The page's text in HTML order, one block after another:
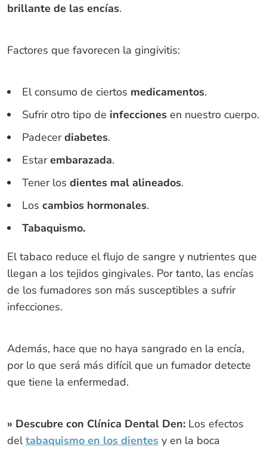
brillante de las encías.
Factores que favorecen la gingivitis:
El consumo de ciertos medicamentos.
Sufrir otro tipo de infecciones en nuestro cuerpo.
Padecerdiabetes.
Estarembarazada.
Tener los dientes mal alineados.
Los cambios hormonales.
Tabaquismo.
El tabaco reduce el flujo de sangre y nutrientes que
llegan a los tejidos gingivales. Por tanto, las encías
de los fumadores son más susceptibles a sufrir
infecciones.
Además, hace que no haya sangrado en la encía,
por lo que será más difícil que un fumador detecte
que tiene la enfermedad.
» Descubre con Clínica Dental Den: Los efectos
deltabaquismo en los dientes y en la boca